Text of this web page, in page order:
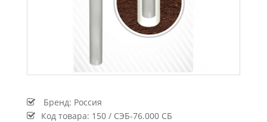
Бренд: Россия
Код товара: 150 / СЭБ-76.000 СБ